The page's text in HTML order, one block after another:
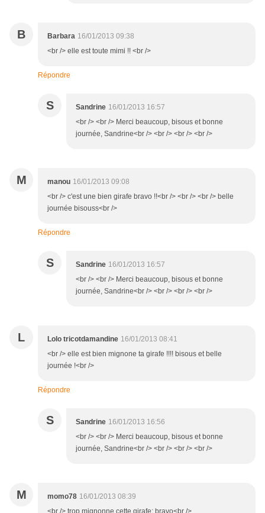
B Barbara 16/01/2013 09:38
<br /> elle est toute mimi !! <br />
Répondre
S Sandrine 16/01/2013 16:57
<br /> <br /> Merci beaucoup, bisous et bonne
journée, Sandrine<br /> <br /> <br /> <br />
M manou 16/01/2013 09:08
<br /> c'est une bien girafe bravo !!<br /> <br /> <br /> belle
journée bisouss<br />
Répondre
S Sandrine 16/01/2013 16:57
<br /> <br /> Merci beaucoup, bisous et bonne
journée, Sandrine<br /> <br /> <br /> <br />
L Lolo tricotdamandine 16/01/2013 08:41
<br /> elle est bien mignone ta girafe !!!! bisous et belle
journée !<br />
Répondre
S Sandrine 16/01/2013 16:56
<br /> <br /> Merci beaucoup, bisous et bonne
journée, Sandrine<br /> <br /> <br /> <br />
M momo78 16/01/2013 08:39
<br /> trop mignonne cette girafe; bravo<br />